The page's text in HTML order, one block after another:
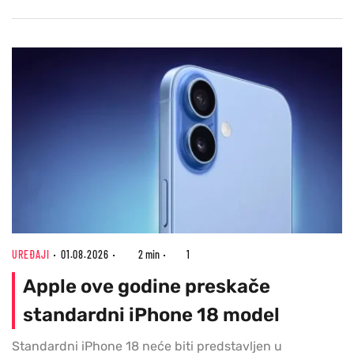
UREĐAJI 01.08.2026 2 min 1
Apple ove godine preskače
standardni iPhone 18 model
Standardni iPhone 18 neće biti predstavljen u